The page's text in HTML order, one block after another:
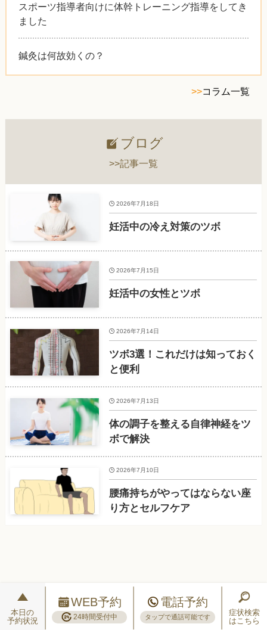
スポーツ指導者向けに体幹トレーニング指導をしてき
ました
鍼灸は何故効くの？
>>コラム一覧
ブログ
>>記事一覧
妊活中の冷え対策のツボ
2026年7月18日
妊活中の女性とツボ
2026年7月15日
ツボ3選！これだけは知っておく
と便利
2026年7月14日
体の調子を整える自律神経をツ
ボで解決
2026年7月13日
腰痛持ちがやってはならない座
り方とセルフケア
2026年7月10日
本日の
予約状況
WEB予約
24時間受付中
電話予約
タップで通話可能です
症状検索
はこちら